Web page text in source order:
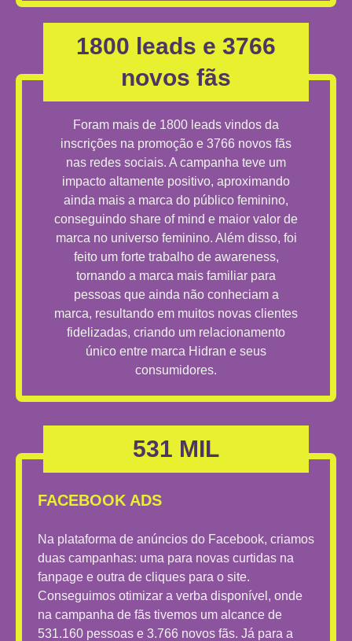
1800 leads e 3766
novos fãs
Foram mais de 1800 leads vindos da
inscrições na promoção e 3766 novos fãs
nas redes sociais. A campanha teve um
impacto altamente positivo, aproximando
ainda mais a marca do público feminino,
conseguindo share of mind e maior valor de
marca no universo feminino. Além disso, foi
feito um forte trabalho de awareness,
tornando a marca mais familiar para
pessoas que ainda não conheciam a
marca, resultando em muitos novas clientes
fidelizadas, criando um relacionamento
único entre marca Hidran e seus
consumidores.
531 MIL
FACEBOOK ADS
Na plataforma de anúncios do Facebook, criamos
duas campanhas: uma para novas curtidas na
fanpage e outra de cliques para o site.
Conseguimos otimizar a verba disponível, onde
na campanha de fãs tivemos um alcance de
531.160 pessoas e 3.766 novos fãs. Já para a